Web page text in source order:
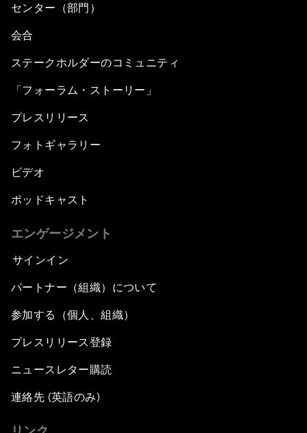
センター（部門）
会合
ステークホルダーのコミュニティ
「フォーラム・ストーリー」
プレスリリース
フォトギャラリー
ビデオ
ポッドキャスト
エンゲージメント
サインイン
パートナー（組織）について
参加する（個人、組織）
プレスリリース登録
ニュースレター購読
連絡先 (英語のみ)